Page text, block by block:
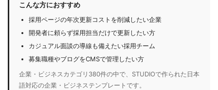
こんな方におすすめ
採用ページの年次更新コストを削減したい企業
開発者に頼らず採用担当だけで更新したい方
カジュアル面談の導線も備えたい採用チーム
募集職種やブログをCMSで管理したい方
企業・ビジネスカテゴリ380件の中で、STUDIOで作られた日本
語対応の企業・ビジネステンプレートです。